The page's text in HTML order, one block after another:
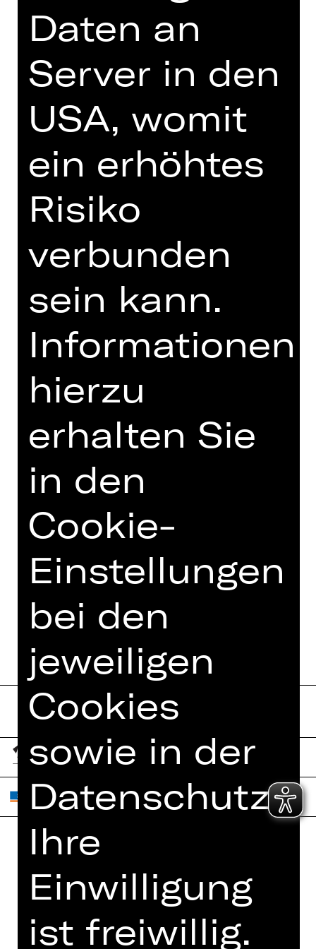
Militär- in den Kulturetat? Alle spielen
ihren Part in einer perfekten
gewachsen ist.
TEAM
MIT FREUNDLICHER
Opernfreunde
Spielplan
Newsletter
Interner Bereich
ZVB/L
AGB
Daten an
Server in den
USA, womit
ein erhöhtes
Risiko
verbunden
sein kann.
Informationen
hierzu
erhalten Sie
in den
Cookie-
Einstellungen
bei den
jeweiligen
Cookies
sowie in der
Ihre
Einwilligung
ist freiwillig.